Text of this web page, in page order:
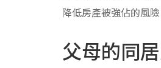
降低房產被強佔的風
父母的同